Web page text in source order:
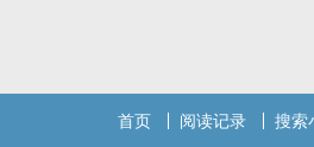
为了这个目的，她找上了玄耀乱党重金
首页 阅读记录 搜索